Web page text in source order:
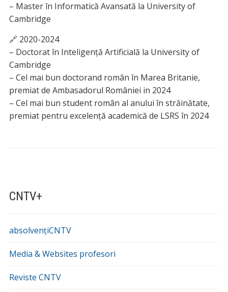
CNTV+
absolvențiCNTV
Media & Websites profesori
Reviste CNTV
– Master în Informatică Avansată la University of
Cambridge
🔗 2020-2024
– Doctorat în Inteligență Artificială la University of
Cambridge
– Cel mai bun doctorand român în Marea Britanie,
premiat de Ambasadorul României in 2024
– Cel mai bun student român al anului în străinătate,
premiat pentru excelență academică de LSRS în 2024